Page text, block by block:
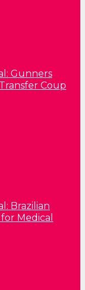
Gunners
Coup
Brazilian
Medical